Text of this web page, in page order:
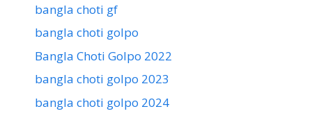
bangla choti gf
bangla choti golpo
Bangla Choti Golpo 2022
bangla choti golpo 2023
bangla choti golpo 2024